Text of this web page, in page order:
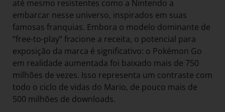
até mesmo resistentes como a Nintendo a
embarcar nesse universo, inspirados em suas
famosas franquias. Embora o modelo dominante de
“free-to-play” fracione a receita, o potencial para
exposição da marca é significativo: o Pokémon Go
em realidade aumentada foi baixado mais de 750
milhões de vezes. Isso representa um contraste com
todo o ciclo de vidas do Mario, de pouco mais de
500 milhões de downloads.